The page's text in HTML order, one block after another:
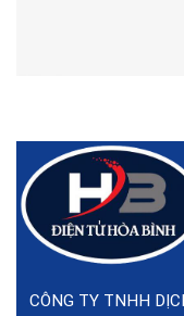
CÔNG TY TNHH